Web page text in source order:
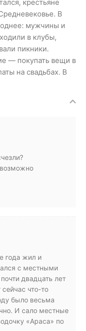
крестьяне
В
мужчины и
в клубы,
пикники.
— покупать вещи в
на свадьбах. В
года жил и
с местными
двадцать лет
что-то
было весьма
И сало местные
«Араса» по